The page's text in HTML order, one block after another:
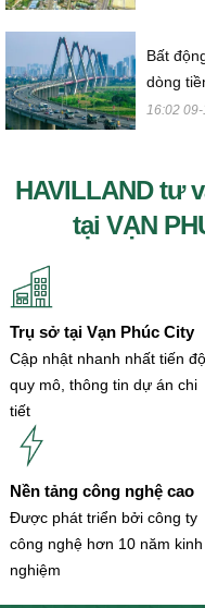
Bất
dòng
16:02
HAVILLAND tư
tại VẠN
Trụ sở tại Vạn Phúc City
Cập nhật nhanh nhất tiến độ,
quy mô, thông tin dự án chi
tiết
Nền tảng công nghệ cao
Được phát triển bởi công ty
công nghệ hơn 10 năm kinh
nghiệm